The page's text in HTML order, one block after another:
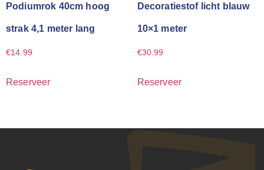
Podiumrok 40cm hoog
strak 4,1 meter lang
€14.99
Reserveer
Decoratiestof licht blauw
10×1 meter
€30.99
Reserveer